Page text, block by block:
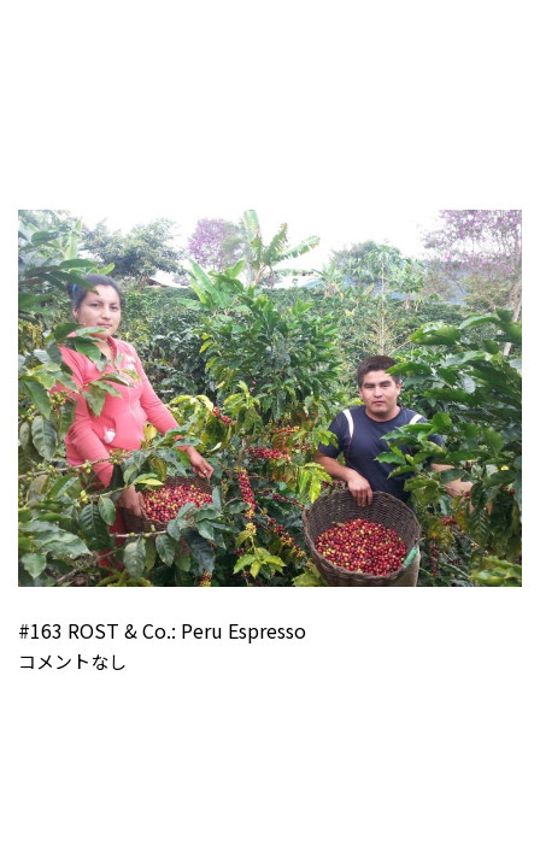
#163 ROST & Co.: Peru Espresso
コメントなし